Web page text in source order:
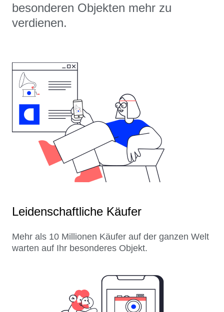
besonderen Objekten mehr zu
verdienen.
Leidenschaftliche Käufer
Mehr als 10 Millionen Käufer auf der ganzen Welt
warten auf Ihr besonderes Objekt.